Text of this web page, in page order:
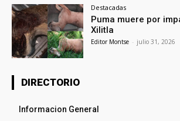
Destacadas
Puma muere por
Xilitla
Editor Montse - julio 31, 2026
DIRECTORIO
Informacion General